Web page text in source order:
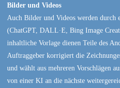
Bilder und Videos
Auch Bilder und Videos werden durch
(ChatGPT, DALL·E, Bing Image
inhaltliche Vorlage dienen Teile des
Auftraggeber korrigiert die
und wählt aus mehreren Vorschlägen
von einer KI an die nächste